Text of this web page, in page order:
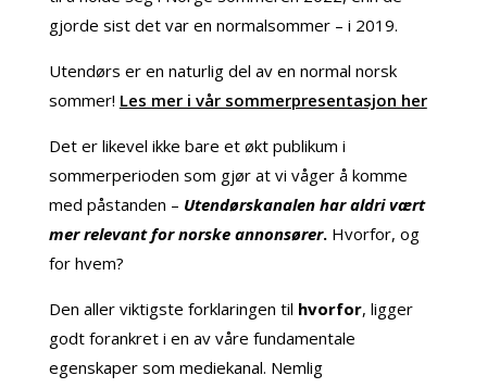
gjorde sist det var en normalsommer – i 2019.
Utendørs er en naturlig del av en normal norsk
sommer! Les mer i vår sommerpresentasjon her
Det er likevel ikke bare et økt publikum i
sommerperioden som gjør at vi våger å komme
med påstanden – Utendørskanalen har aldri vært
mer relevant for norske annonsører. Hvorfor, og
for hvem?
Den aller viktigste forklaringen til hvorfor, ligger
godt forankret i en av våre fundamentale
egenskaper som mediekanal. Nemlig